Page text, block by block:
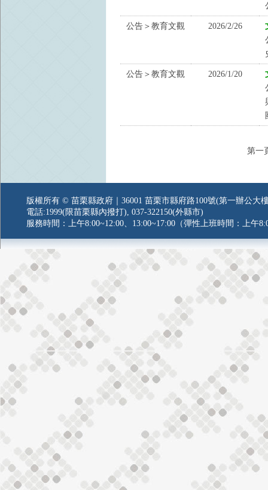
公告＞教育文觀 2026/2/26
公告＞教育文觀 2026/1/20
第一
版權所有 © 苗栗縣政府｜36001 苗栗市縣府路100號(第一辦公大
電話:1999(限苗栗縣內撥打), 037-322150(外縣市)
服務時間：上午8:00~12:00、13:00~17:00（彈性上班時間：上午